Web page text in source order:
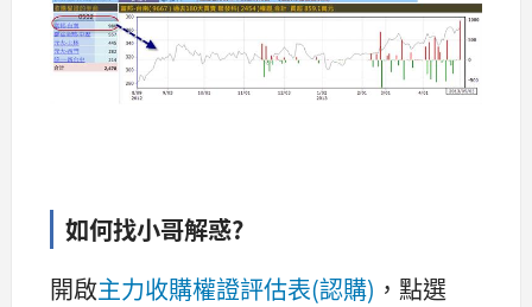
如何找小哥解惑?
開啟主力收購權證評估表(認購) ，點選